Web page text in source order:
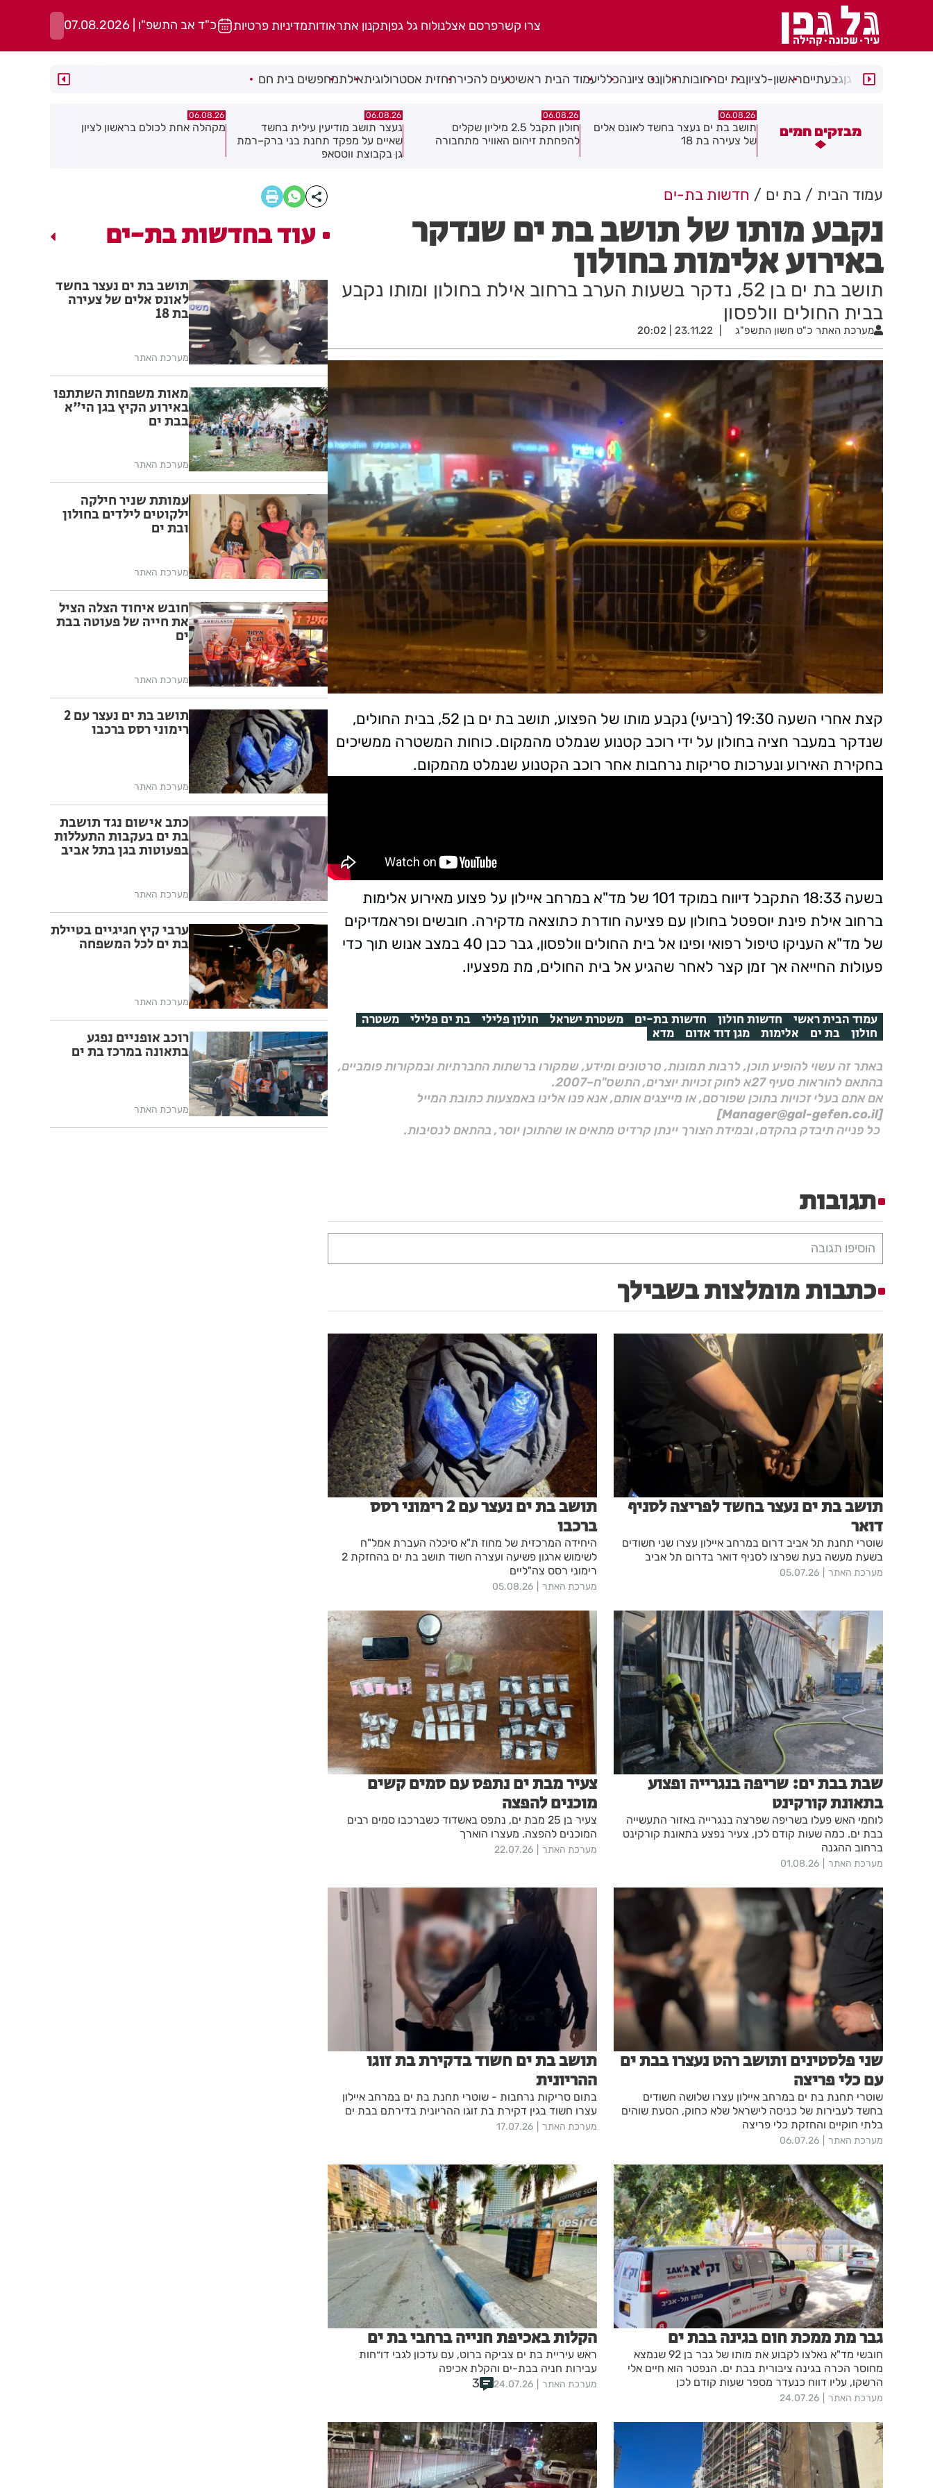
צרו קשרפרסם אצלנולוח גל גפןתקנון אתראודותמדיניות פרטיות כ"ד אב התשפ"ו | 07.08.2026
רמת גןגבעתייםראשון-לציוןבת יםרחובותחולוןנס ציונהכלליעמוד הבית ראשיטעים להכירתחזית אסטרולוגיתאילתמחפשים בית חם
מבזקים חמים
תושב בת ים נעצר בחשד לאונס אלים
06.08.26
חולון תקבל 2.5 מיליון שקלים
להפחתת זיהום האוויר מתחבורה
06.08.26
נעצר תושב מודיעין עילית בחשד
שאיים על מפקד תחנת בני ברק–רמת
06.08.26
מקהלה אחת לכולם בראשון לציון
06.08.26
תושב חולון נעדר כבר שבועיים
עמוד הבית בת ים חדשות בת-ים
נקבע מותו של תושב בת ים שנדקר
באירוע אלימות בחולון
תושב בת ים בן 52, נדקר בשעות הערב ברחוב אילת בחולון ומותו נקבע
בבית החולים וולפסון
מערכת האתר כ"ט חשון התשפ"ג 23.11.22 | 20:02
קצת אחרי השעה 19:30 (רביעי) נקבע מותו של הפצוע, תושב בת ים בן 52, בבית החולים,
שנדקר במעבר חציה בחולון על ידי רוכב קטנוע שנמלט מהמקום. כוחות המשטרה ממשיכים
בחקירת האירוע ונערכות סריקות נרחבות אחר רוכב הקטנוע שנמלט מהמקום.
בשעה 18:33 התקבל דיווח במוקד 101 של מד"א במרחב איילון על פצוע מאירוע אלימות
ברחוב אילת פינת יוספטל בחולון עם פציעה חודרת כתוצאה מדקירה. חובשים ופראמדיקים
של מד"א העניקו טיפול רפואי ופינו אל בית החולים וולפסון, גבר כבן 40 במצב אנוש תוך כדי
פעולות החייאה אך זמן קצר לאחר שהגיע אל בית החולים, מת מפצעיו.
עמוד הבית ראשי חדשות חולון חדשות בת-ים משטרת ישראל חולון פלילי בת ים פלילי משטרה
חולון בת ים אלימות מגן דוד אדום מדא
באתר זה עשוי להופיע תוכן, לרבות תמונות, סרטונים ומידע, שמקורו ברשתות החברתיות ובמקורות פומביים,
בהתאם להוראות סעיף 27א לחוק זכויות יוצרים, התשס"ח–2007.
אם אתם בעלי זכויות בתוכן שפורסם, או מייצגים אותם, אנא פנו אלינו באמצעות כתובת המייל
[Manager@gal-gefen.co.il]
כל פנייה תיבדק בהקדם, ובמידת הצורך יינתן קרדיט מתאים או שהתוכן יוסר, בהתאם לנסיבות.
תגובות
הוסיפו תגובה
כתבות מומלצות בשבילך
תושב בת ים נעצר בחשד לפריצה לסניף
דואר
שוטרי תחנת תל אביב דרום במרחב איילון עצרו שני חשודים
בשעת מעשה בעת שפרצו לסניף דואר בדרום תל אביב
מערכת האתר 05.07.26
תושב בת ים נעצר עם 2 רימוני רסס
ברכבו
היחידה המרכזית של מחוז ת"א סיכלה העברת אמל"ח
לשימוש ארגון פשיעה ועצרה חשוד תושב בת ים בהחזקת 2
רימוני רסס צה"ליים
מערכת האתר 05.08.26
שבת בבת ים: שריפה בנגרייה ופצוע
בתאונת קורקינט
לוחמי האש פעלו בשריפה שפרצה בנגרייה באזור התעשייה
בבת ים. כמה שעות קודם לכן, צעיר נפצע בתאונת קורקינט
ברחוב ההגנה
מערכת האתר 01.08.26
צעיר מבת ים נתפס עם סמים קשים
מוכנים להפצה
צעיר בן 25 מבת ים, נתפס באשדוד כשברכבו סמים רבים
המוכנים להפצה. מעצרו הוארך
מערכת האתר 22.07.26
שני פלסטינים ותושב רהט נעצרו בבת ים
עם כלי פריצה
שוטרי תחנת בת ים במרחב איילון עצרו שלושה חשודים
בחשד לעבירות של כניסה לישראל שלא כחוק, הסעת שוהים
בלתי חוקיים והחזקת כלי פריצה
מערכת האתר 06.07.26
תושב בת ים חשוד בדקירת בת זוגו
ההריונית
בתום סריקות נרחבות - שוטרי תחנת בת ים במרחב איילון
עצרו חשוד בגין דקירת בת זוגו ההריונית בדירתם בבת ים
מערכת האתר 17.07.26
גבר מת ממכת חום בגינה בבת ים
חובשי מד"א נאלצו לקבוע את מותו של גבר בן 92 שנמצא
מחוסר הכרה בגינה ציבורית בבת ים. הנפטר הוא חיים אלי
הרשקו, עליו דווח כנעדר מספר שעות קודם לכן
מערכת האתר 24.07.26
הקלות באכיפת חנייה ברחבי בת ים
ראש עיריית בת ים צביקה ברוט, עם עדכון לגבי דו״חות
עבירות חניה בבת-ים והקלת אכיפה
מערכת האתר 24.07.26
3
עוד בחדשות בת-ים
תושב בת ים נעצר בחשד
לאונס אלים של צעירה
בת 18
מערכת האתר
מאות משפחות השתתפו
באירוע הקיץ בגן הי"א
בבת ים
מערכת האתר
עמותת שניר חילקה
ילקוטים לילדים בחולון
ובת ים
מערכת האתר
חובש איחוד הצלה הציל
את חייה של פעוטה בבת
ים
מערכת האתר
תושב בת ים נעצר עם 2
רימוני רסס ברכבו
מערכת האתר
כתב אישום נגד תושבת
בת ים בעקבות התעללות
בפעוטות בגן בתל אביב
מערכת האתר
ערבי קיץ חגיגיים בטיילת
בת ים לכל המשפחה
מערכת האתר
רוכב אופניים נפגע
בתאונה במרכז בת ים
מערכת האתר